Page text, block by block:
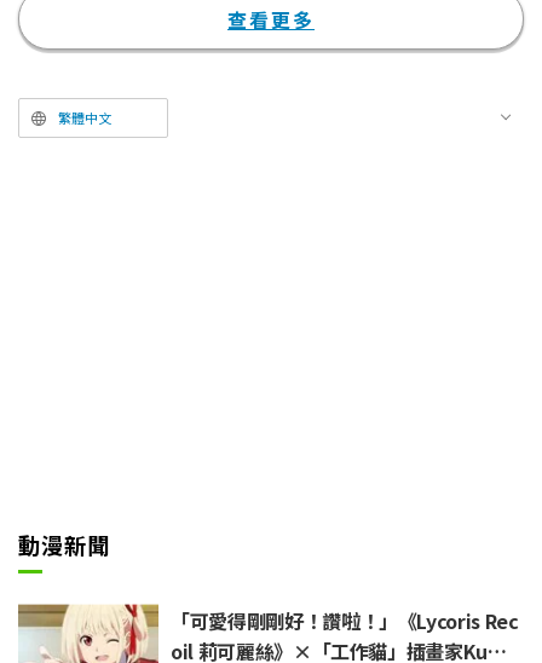
（前鋒）們，為了生存展開淘汰賽
的超人氣足球漫畫之真人改編作
查看更多
繁體中文
動漫新聞
「可愛得剛剛好！讚啦！」《Lycoris Rec
oil 莉可麗絲》×「工作貓」插畫家Kuma